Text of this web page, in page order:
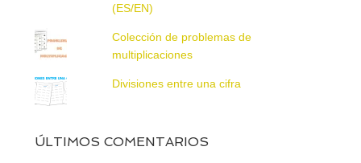
(ES/EN)
Colección de problemas de
multiplicaciones
Divisiones entre una cifra
ÚLTIMOS COMENTARIOS